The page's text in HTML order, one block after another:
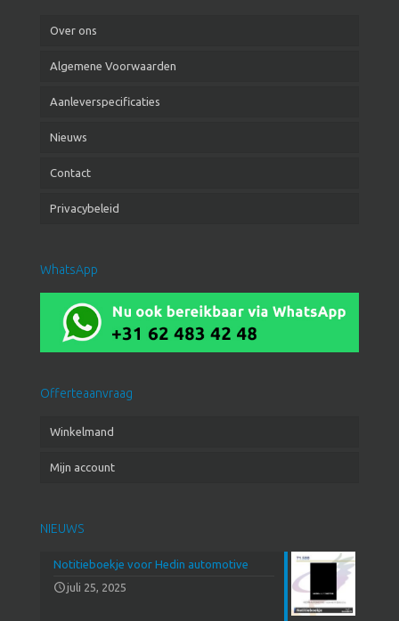
Over ons
Algemene Voorwaarden
Aanleverspecificaties
Nieuws
Contact
Privacybeleid
WhatsApp
Offerteaanvraag
Winkelmand
Mijn account
NIEUWS
Notitieboekje voor Hedin automotive
juli 25, 2025